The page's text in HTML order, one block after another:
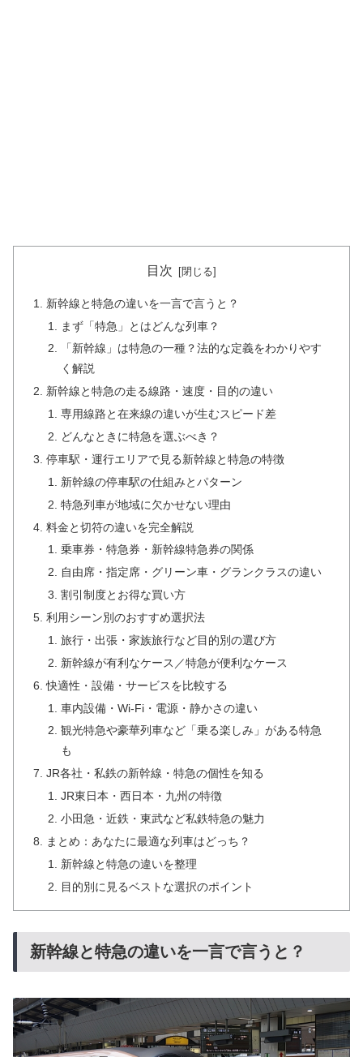
目次
新幹線と特急の違いを一言で言うと？
まず「特急」とはどんな列車？
「新幹線」は特急の一種？法的な定義をわかりやす
く解説
新幹線と特急の走る線路・速度・目的の違い
専用線路と在来線の違いが生むスピード差
どんなときに特急を選ぶべき？
停車駅・運行エリアで見る新幹線と特急の特徴
新幹線の停車駅の仕組みとパターン
特急列車が地域に欠かせない理由
料金と切符の違いを完全解説
乗車券・特急券・新幹線特急券の関係
自由席・指定席・グリーン車・グランクラスの違い
割引制度とお得な買い方
利用シーン別のおすすめ選択法
旅行・出張・家族旅行など目的別の選び方
新幹線が有利なケース／特急が便利なケース
快適性・設備・サービスを比較する
車内設備・Wi-Fi・電源・静かさの違い
観光特急や豪華列車など「乗る楽しみ」がある特急
も
JR各社・私鉄の新幹線・特急の個性を知る
JR東日本・西日本・九州の特徴
小田急・近鉄・東武など私鉄特急の魅力
まとめ：あなたに最適な列車はどっち？
新幹線と特急の違いを整理
目的別に見るベストな選択のポイント
新幹線と特急の違いを一言で言うと？